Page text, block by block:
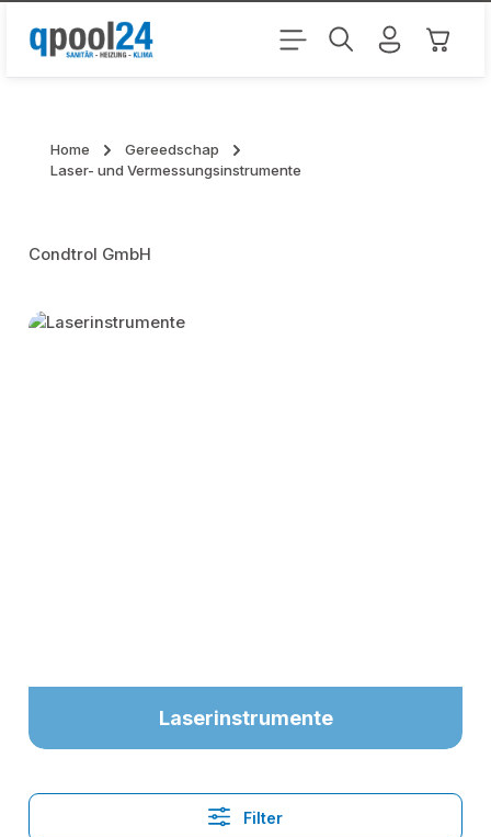
Ga naar de hoofdinhoud
Home
Gereedschap
Laser- und Vermessungsinstrumente
Condtrol GmbH
Skip category gallery
Laserinstrumente
Filter